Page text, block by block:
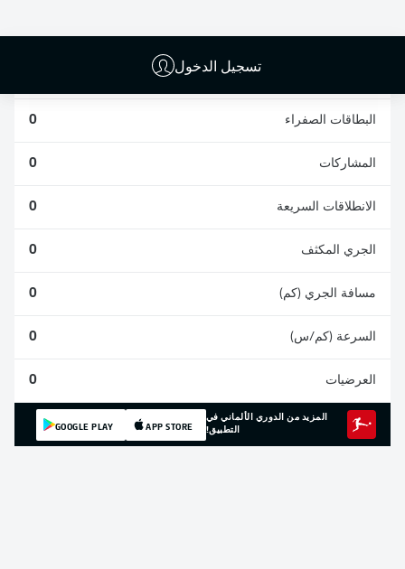
تسجيل الدخول
البطاقات الصفراء 0
المشاركات 0
الانطلاقات السريعة 0
الجري المكثف 0
مسافة الجري (كم) 0
السرعة (كم/س) 0
العرضيات 0
المزيد من الدوري الألماني في
التطبيق!
APP STORE
GOOGLE PLAY